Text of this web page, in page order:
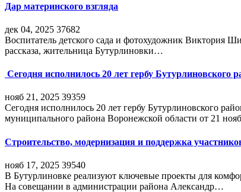
Дар материнского взгляда
дек 04, 2025 37682
Воспитатель детского сада и фотохудожник Виктория
рассказа, жительница Бутурлиновки…
Сегодня исполнилось 20 лет гербу Бутурлиновского
нояб 21, 2025 39359
Сегодня исполнилось 20 лет гербу Бутурлиновского
муниципального района Воронежской области от 21
Строительство, модернизация и поддержка
нояб 17, 2025 39540
В Бутурлиновке реализуют ключевые проекты для
На совещании в администрации района Александр…